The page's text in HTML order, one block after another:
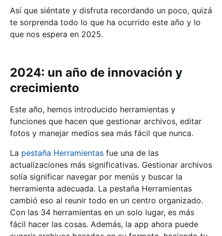
Así que siéntate y disfruta recordando un poco, quizá
te sorprenda todo lo que ha ocurrido este año y lo
que nos espera en 2025.
2024: un año de innovación y
crecimiento
Este año, hemos introducido herramientas y
funciones que hacen que gestionar archivos, editar
fotos y manejar medios sea más fácil que nunca.
La pestaña Herramientas fue una de las
actualizaciones más significativas. Gestionar archivos
solía significar navegar por menús y buscar la
herramienta adecuada. La pestaña Herramientas
cambió eso al reunir todo en un centro organizado.
Con las 34 herramientas en un solo lugar, es más
fácil hacer las cosas. Además, la app ahora puede